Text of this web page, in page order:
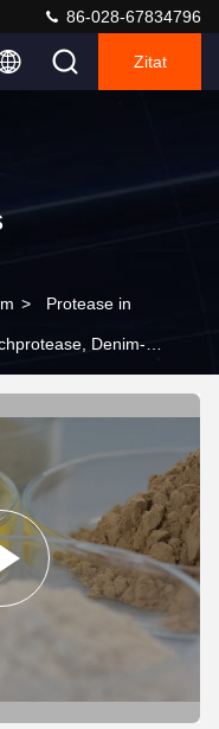
86-028-67834796
Zitat
> Protease in
Denim-